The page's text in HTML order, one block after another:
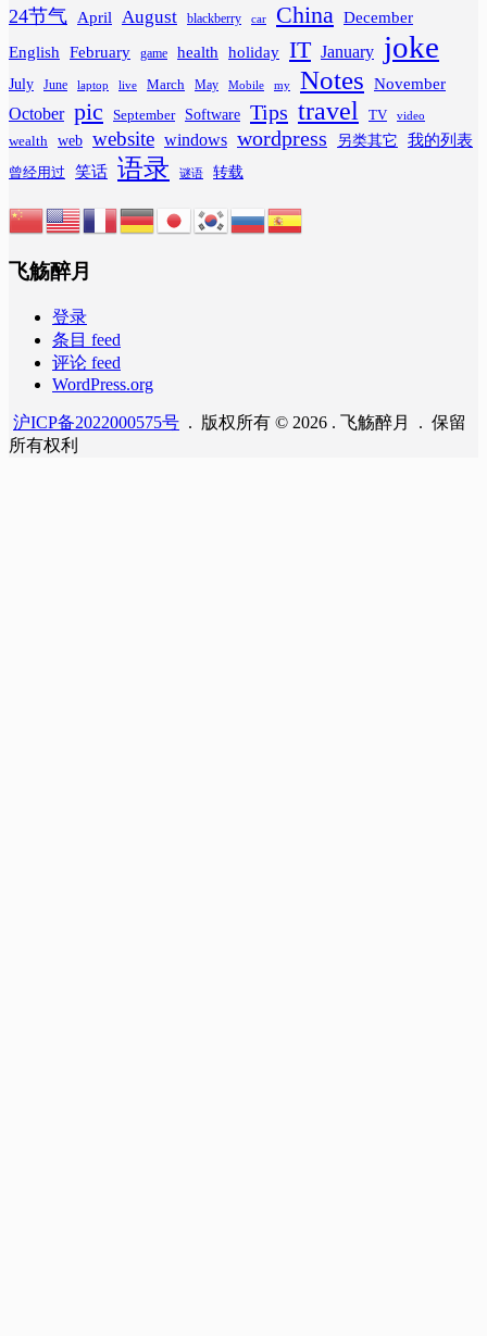
24节气 April August blackberry car China
December
English
February game health holiday IT January joke
July June laptop live March May Mobile my Notes November
October pic September Software Tips travel TV video
wealth web website windows wordpress 另类其它 我的列表
曾经用过 笑话 语录 谜语 转载
飞觞醉月
登录
条目 feed
评论 feed
WordPress.org
沪ICP备2022000575号 . 版权所有 © 2026 . 飞觞醉月 . 保留
所有权利